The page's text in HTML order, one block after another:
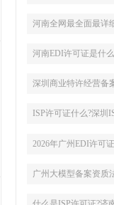
河南全网最全面最详
河南EDI许可证是什
深圳商业特许经营备
ISP许可证什么?深圳
2026年广州EDI许可
广州大模型备案资质